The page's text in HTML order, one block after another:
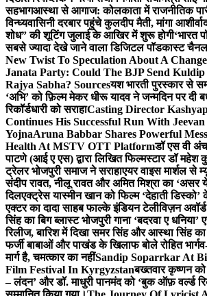
सहभागआस्था से आगाज: कोलकाता में राजनीतिक
विन्ध्यवासिनी दरबार पहुंचे कुलदीप मैती, मांगा
शोध” की शूटिंग जुलाई के आखिर में शुरू होगी‘भारत
सबसे ज्यादा देखे जाने वाला डिजिटल पॉडकास्ट चैनल
New Twist To Speculation About A
Janata Party: Could The BJP Send
Rajya Sabha? Sourcesयश भारती पुरस्कार से
‘अभि’ को फ़िल्म मेकर धीरू यादव ने जन्मदिन पर दी
रिकॉर्डधारी को सराहाCasting Director
Continues His Successful Run With Jeevan
YojnaAruna Babbar Shares Powerful
Health At MSTV OTT Platformडॉ एस वी
पाटणे (आई ए एस) द्वारा लिखित फिल्मस्टार डॉ महेश
ट्रेलर भोजपुरी समाज ने सराहाएयर वाइस मार्शल से
संदीप रावत, नीलू रावत और अमित मिश्रा का ‘असर ये
दिलएक्ट्रेस यास्मीन खान को फिल्म ‘देहाती डिस्को’
एक्टर का दादा साहब फाल्के इंडियन टेलीविज़न
सिंह का बिग ब्लास्ट भोजपुरी गाना ‘बदरवा ए
रिलीज, बारिश में दिखा समर सिंह और आस्था सिंह
फर्जी बाबाओं और पाखंड के खिलाफ बोले रोहित
मार्ग है, चमत्कार का नहींSandip Soparrkar At
Film Festival In Kyrgyzstanबख्तवार कृष्णन को
– लंदन’ और डॉ. माधुरी पानमंद को ‘बुक ऑफ़ वर्ल्ड